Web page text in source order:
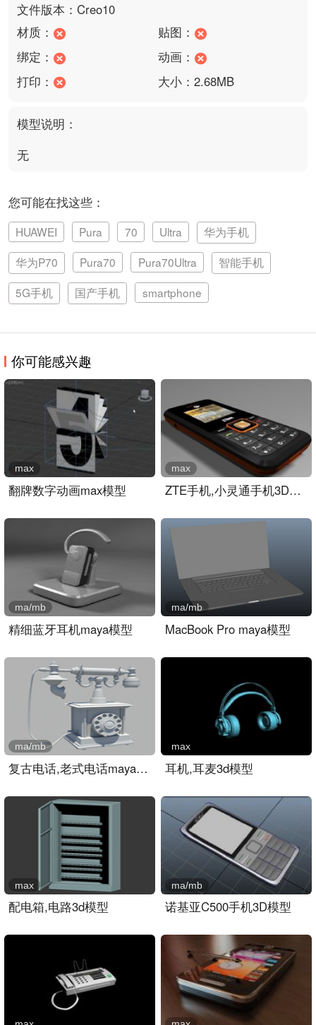
文件版本：Creo10
材质：
贴图：
绑定：
动画：
打印：
大小：2.68MB
模型说明：
无
您可能在找这些：
HUAWEI Pura 70 Ultra
华为手机
华为P70
Pura70 Pura70Ultra
智能手机
5G手机
国产手机 smartphone
你可能感兴趣
翻牌数字动画max模型
max
ZTE手机,小灵通手机3D模型..
max
精细蓝牙耳机maya模型
ma/mb
MacBook Pro maya模型
ma/mb
复古电话,老式电话maya模型..
ma/mb
耳机,耳麦3d模型
max
配电箱,电路3d模型
max
诺基亚C500手机3D模型
ma/mb